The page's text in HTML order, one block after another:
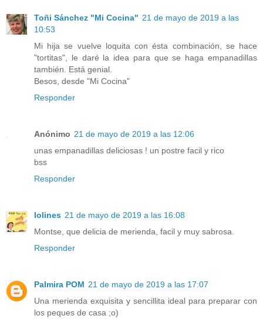
Toñi Sánchez "Mi Cocina" 21 de mayo de 2019 a las
10:53
Mi hija se vuelve loquita con ésta combinación, se hace
"tortitas", le daré la idea para que se haga empanadillas
también. Está genial.
Besos, desde "Mi Cocina"
Responder
Anónimo 21 de mayo de 2019 a las 12:06
unas empanadillas deliciosas ! un postre facil y rico
bss
Responder
lolines 21 de mayo de 2019 a las 16:08
Montse, que delicia de merienda, facil y muy sabrosa.
Responder
Palmira POM 21 de mayo de 2019 a las 17:07
Una merienda exquisita y sencillita ideal para preparar con
los peques de casa ;o)